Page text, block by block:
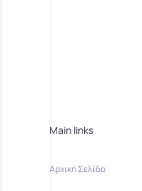
Main links
Αρχική Σελίδα